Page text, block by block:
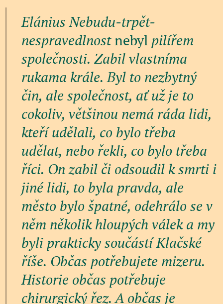
Elánius Nebudu-trpět-
nespravedlnostnebyl pilířem
společnosti. Zabil vlastníma
rukama krále. Byl to nezbytný
čin, ale společnost, ať už je to
cokoliv, většinou nemá ráda lidi,
kteří udělali, co bylo třeba
udělat, nebo řekli, co bylo třeba
říci. On zabil či odsoudil k smrti i
jiné lidi, to byla pravda, ale
město bylo špatné, odehrálo se v
něm několik hloupých válek a my
byli prakticky součástí Klačské
říše. Občas potřebujete mizeru.
Historie občas potřebuje
chirurgický řez. A občas je